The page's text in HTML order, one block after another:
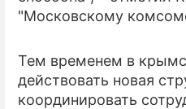
"Московскому
Тем временем в
действовать новая
координировать